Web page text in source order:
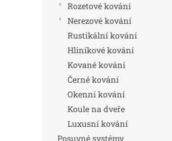
Rozetové kování
Nerezové kování
Rustikální kování
Hliníkové kování
Kované kování
Černé kování
Okenní kování
Koule na dveře
Luxusní kování
Posuvné systémy